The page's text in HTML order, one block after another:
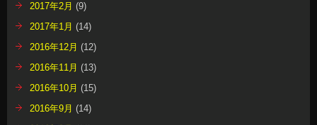
2017年2月 (9)
2017年1月 (14)
2016年12月 (12)
2016年11月 (13)
2016年10月 (15)
2016年9月 (14)